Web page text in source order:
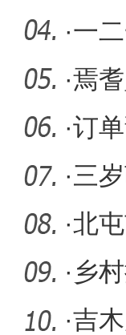
·一
开工
·焉
题活
·订
蜜”
·三
器”
·北
· 乡
·吉